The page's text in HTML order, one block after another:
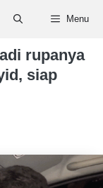
Menu
rupanya
siap